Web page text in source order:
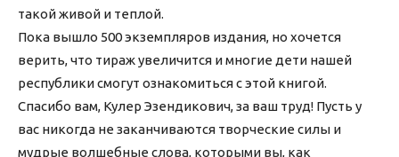
такой живой и теплой.
Пока вышло 500 экземпляров издания, но хочется
верить, что тираж увеличится и многие дети нашей
республики смогут ознакомиться с этой книгой.
Спасибо вам, Кулер Эзендикович, за ваш труд! Пусть у
вас никогда не заканчиваются творческие силы и
мудрые волшебные слова, которыми вы, как